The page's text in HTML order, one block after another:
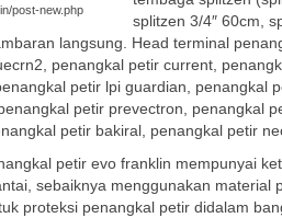
post-new.php
splitzen 3/4″ 60cm,
langsung. Head terminal
penangkal petir current,
petir lpi guardian, penangkal
petir prevectron, penangkal
petir bakiral, penangkal petir
petir evo franklin mempunyai
sebaiknya menggunakan
proteksi penangkal petir didalam